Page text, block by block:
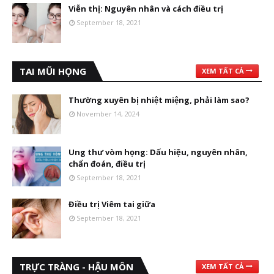
Viễn thị: Nguyên nhân và cách điều trị
September 18, 2021
TAI MŨI HỌNG XEM TẤT CẢ
Thường xuyên bị nhiệt miệng, phải làm sao?
November 14, 2024
Ung thư vòm họng: Dấu hiệu, nguyên nhân,
chẩn đoán, điều trị
September 18, 2021
Điều trị Viêm tai giữa
September 18, 2021
TRỰC TRÀNG - HẬU MÔN XEM TẤT CẢ